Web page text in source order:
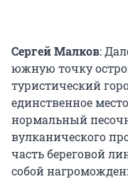
Сергей Малков:
южную точку
туристический
единственное
нормальный
вулканического
часть береговой
собой